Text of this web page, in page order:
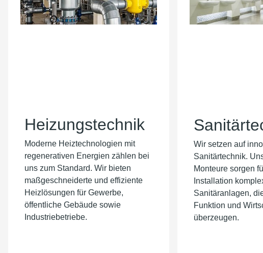
Heizungstechnik
Moderne Heiztechnologien mit
regenerativen Energien zählen bei
uns zum Standard. Wir bieten
maßgeschneiderte und effiziente
Heizlösungen für Gewerbe,
öffentliche Gebäude sowie
Industriebetriebe.
Wir setzen auf
Sanitärtechnik.
Monteure sorgen
Installation
Sanitäranlagen,
Funktion und
überzeugen.